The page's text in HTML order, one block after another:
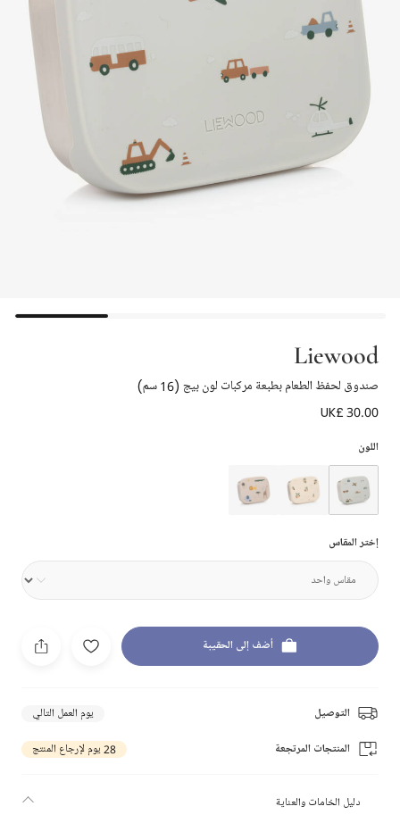
Liewood
صندوق لحفظ الطعام بطبعة مركبات لون بيج (16 سم)
UK£ 30.00
اللون
إختر المقاس
أضف إلى الحقيبة
التوصيل يوم العمل التالي
المنتجات المرتجعة 28 يوم لإرجاع المنتج
دليل الخامات والعناية